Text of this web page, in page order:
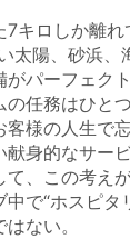
キロしか離れ
太陽、砂浜、
パーフェク
任務はひと
様の人生で
身的なサー
、この考え
で“ホスピタ
ない。